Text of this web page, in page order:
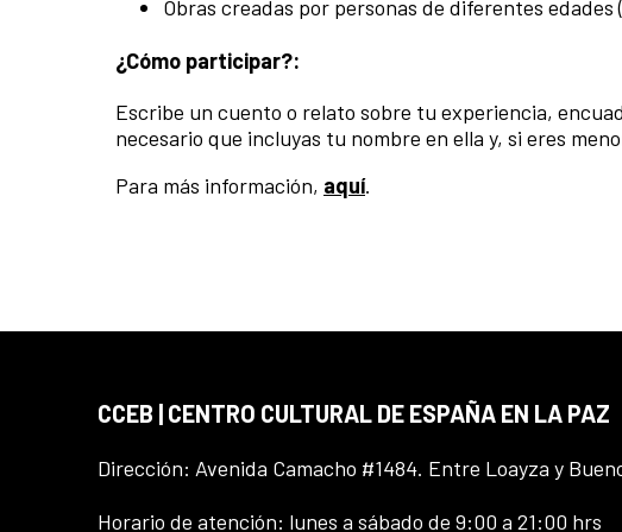
Obras creadas por personas de diferentes
¿Cómo participar?:
Escribe un cuento o relato sobre tu experiencia,
necesario que incluyas tu nombre en ella y, si eres
Para más información, aquí.
CCEB | CENTRO CULTURAL DE ESPAÑA EN LA PAZ
Dirección: Avenida Camacho #1484. Entre Loayza y
Horario de atención: lunes a sábado de 9:00 a 21:00 hrs